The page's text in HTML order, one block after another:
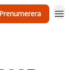
Prenumerera